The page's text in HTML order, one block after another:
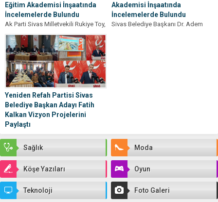
Eğitim Akademisi İnşaatında
İncelemelerde Bulundu
Ak Parti Sivas Milletvekili Rukiye Toy,
Sivas’a kazandırılacak olan 122
odalı Eğitim Akademisi inşaatında
incelemelerde...
Akademisi İnşaatında
İncelemelerde Bulundu
Sivas Belediye Başkanı Dr. Adem
Yeniden Refah Partisi Sivas
Belediye Başkan Adayı Fatih
Kalkan Vizyon Projelerini
Paylaştı
Sivas’ın geleceğine yönelik önemli
adımlar atan Yeniden Refah Partisi
Sivas Belediye Başkan Adayı Fatih
Kalkan,...
Sağlık Moda
Köşe Yazıları Oyun
Teknoloji Foto Galeri